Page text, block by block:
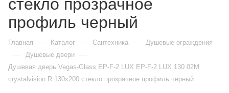
стекло прозрачное
профиль черный
Главная — Каталог — Сантехника — Душевые ограждения
— Душевые двери —
Душевая дверь Vegas-Glass EP-F-2 LUX EP-F-2 LUX 130 02М
crystalvision R 130х200 стекло прозрачное профиль черный